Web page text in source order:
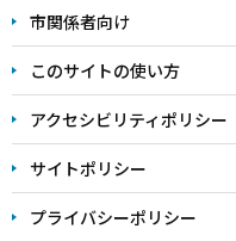
こ
ま
で
市関係者向け
このサイトの使い方
アクセシビリティポリシー
サイトポリシー
プライバシーポリシー